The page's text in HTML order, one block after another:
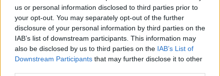
us or personal information disclosed to third parties prior to
your opt-out. You may separately opt-out of the further
disclosure of your personal information by third parties on the
IAB’s list of downstream participants. This information may
also be disclosed by us to third parties on the IAB’s List of
Downstream Participants that may further disclose it to other
DONÁTH ANNA DONÁTH LÁSZLÓ
#TEMETÉS #KOSZORÚ #IVÁNYI GÁBOR